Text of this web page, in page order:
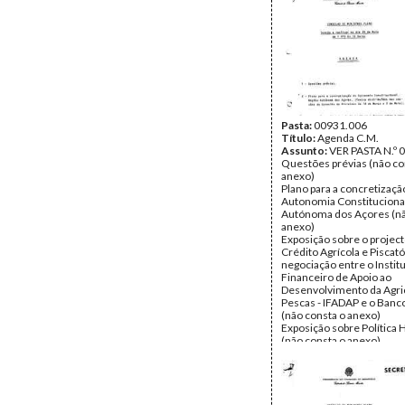
Imposto de
florestal (não consta o
Isenções fiscais a
importações, por estes
ou mecânicos
Revisão do regime
indústria fosforeira
Data:Terça, 23 de Maio
Fundo:AMS - Arquivo
Tipo Documental:ACTAS
Página(s): 23
Pasta:00931.006
Título:Agenda C.M.
Assunto:VER PASTA N.º
Questões prévias (não
anexo)
Plano para a
Autonomia
Autónoma dos Açores
anexo)
Exposição sobre o
Crédito Agrícola e
negociação entre o
Financeiro de Apoio ao
Desenvolvimento da
Pescas - IFADAP e o
(não consta o anexo)
Exposição sobre Política
(não consta o anexo)
científica em Portugal
anexo)